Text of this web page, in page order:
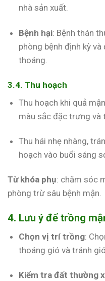
nhà sản xuất.
Bệnh hại: Bệnh thán
phòng bệnh định kỳ
thoáng.
3.4. Thu hoạch
Thu hoạch khi quả
màu sắc đặc trưng và
Thu hái nhẹ nhàng,
hoạch vào buổi sáng
Từ khóa phụ: chăm sóc
phòng trừ sâu bệnh mận.
4. Lưu ý để trồng
Chọn vị trí trồng:
thoáng gió và tránh
Kiểm tra đất thường